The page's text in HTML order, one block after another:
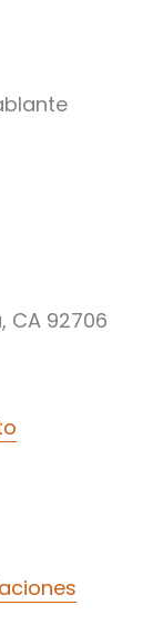
CA 92706